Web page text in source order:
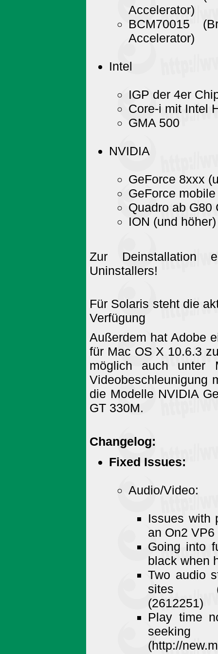
Accelerator)
BCM70015
Accelerator)
Intel
IGP der 4er
Core-i mit Intel
GMA 500
NVIDIA
GeForce 8xxx
GeForce
Quadro ab G80
ION (und höher)
Zur Deinstallation
Uninstallers!
Für Solaris steht die
Verfügung
Außerdem hat Adobe
für Mac OS X 10.6.3
möglich auch
Videobeschleunigung
die Modelle NVIDIA
GT 330M.
Changelog:
Fixed Issues:
Audio/Video:
Issues with
an On2
Going into
black when
Two audio
sites
(2612251)
Play time
seeking
(http://